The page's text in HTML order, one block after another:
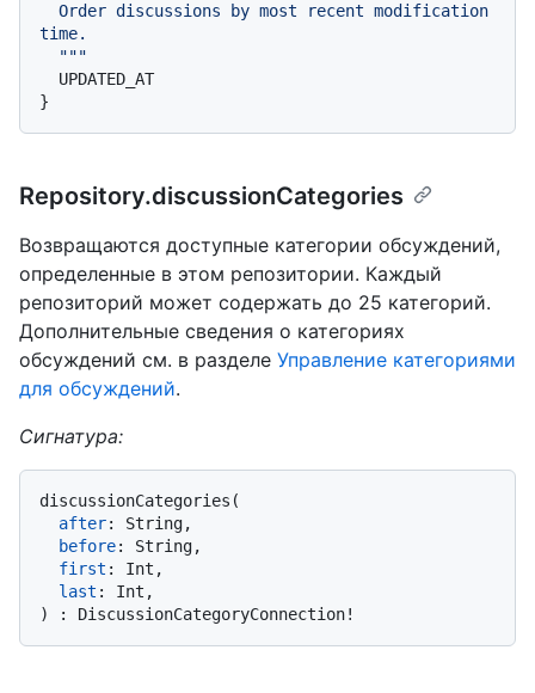
time.
  "
""
}
Repository.discussionCategories
Возвращаются доступные категории обсуждений,
определенные в этом репозитории. Каждый
репозиторий может содержать до 25 категорий.
Дополнительные сведения о категориях
обсуждений см. в разделе Управление категориями
для обсуждений.
Сигнатура:
discussionCategories (
after:
String,
before:
String,
first :
Int,
last :
)
: DiscussionCategoryConnection!